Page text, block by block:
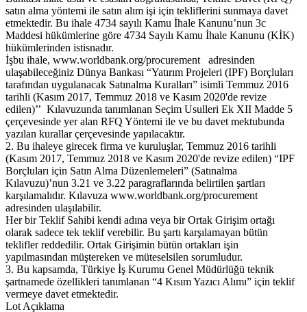
satın alma yöntemi ile satın alım işi için tekliflerini sunmaya davet
etmektedir. Bu ihale 4734 sayılı Kamu İhale Kanunu’nun 3c
Maddesi hükümlerine göre 4734 Sayılı Kamu İhale Kanunu (KİK)
hükümlerinden istisnadır.
İşbu ihale, www.worldbank.org/procurement adresinden
ulaşabileceğiniz Dünya Bankası “Yatırım Projeleri (IPF) Borçluları
tarafından uygulanacak Satınalma Kuralları” isimli Temmuz 2016
tarihli (Kasım 2017, Temmuz 2018 ve Kasım 2020'de revize
edilen)’’ Kılavuzunda tanımlanan Seçim Usulleri Ek XII Madde 5
çerçevesinde yer alan RFQ Yöntemi ile ve bu davet mektubunda
yazılan kurallar çerçevesinde yapılacaktır.
2. Bu ihaleye girecek firma ve kuruluşlar, Temmuz 2016 tarihli
(Kasım 2017, Temmuz 2018 ve Kasım 2020'de revize edilen) “IPF
Borçluları için Satın Alma Düzenlemeleri” (Satınalma
Kılavuzu)’nun 3.21 ve 3.22 paragraflarında belirtilen şartları
karşılamalıdır. Kılavuza www.worldbank.org/procurement
adresinden ulaşılabilir.
Her bir Teklif Sahibi kendi adına veya bir Ortak Girişim ortağı
olarak sadece tek teklif verebilir. Bu şartı karşılamayan bütün
teklifler reddedilir. Ortak Girişimin bütün ortakları işin
yapılmasından müştereken ve müteselsilen sorumludur.
3. Bu kapsamda, Türkiye İş Kurumu Genel Müdürlüğü teknik
şartnamede özellikleri tanımlanan “4 Kısım Yazıcı Alımı” için teklif
vermeye davet etmektedir.
Lot Açıklama